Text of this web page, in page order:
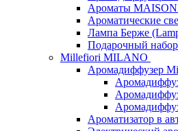
Ароматы
Ароматические
Лампа Берже
Подарочный
Millefiori MILANO
Аромадиффузер
Ароматизатор в